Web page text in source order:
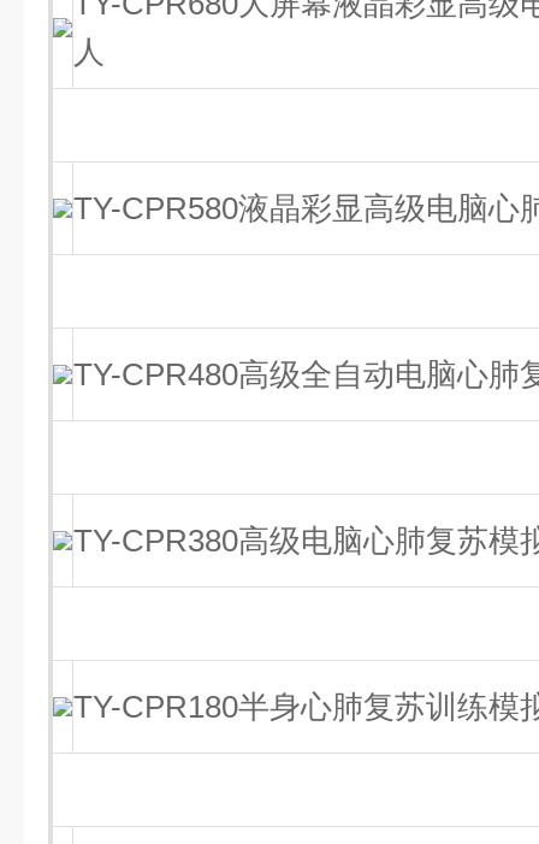
人
TY-CPR580液晶彩显高级电脑心
TY-CPR480高级全自动电脑心肺
TY-CPR380高级电脑心肺复苏模
TY-CPR180半身心肺复苏训练模